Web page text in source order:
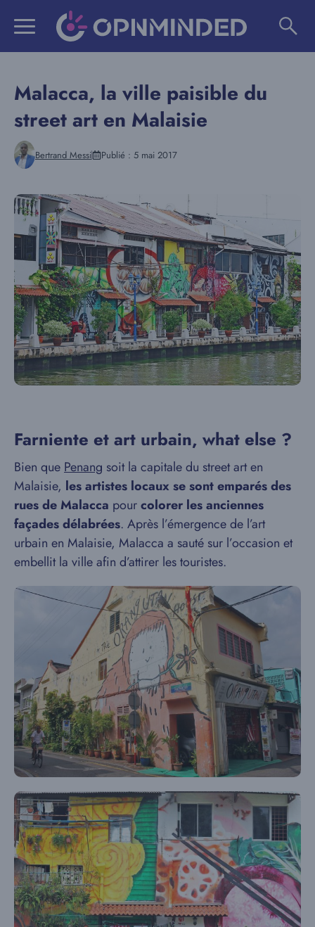
Malacca, la ville paisible du
street art en Malaisie
Bertrand Messi Publié : 5 mai 2017
Farniente et art urbain, what else ?
Bien que Penang soit la capitale du street art en
Malaisie, les artistes locaux se sont emparés des
rues de Malacca pourcolorer les anciennes
façades délabrées. Après l’émergence de l’art
urbain en Malaisie, Malacca a sauté sur l’occasion et
embellit la ville afin d’attirer les touristes.